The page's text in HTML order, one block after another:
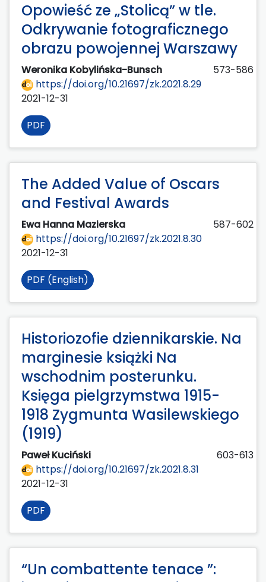
Opowieść ze „Stolicą” w tle.
Odkrywanie fotograficznego
obrazu powojennej Warszawy
Weronika Kobylińska-Bunsch
573-586
https://doi.org/10.21697/zk.2021.8.29
2021-12-31
PDF
The Added Value of Oscars
and Festival Awards
Ewa Hanna Mazierska
587-602
https://doi.org/10.21697/zk.2021.8.30
2021-12-31
PDF (English)
Historiozofie dziennikarskie. Na
marginesie książki Na
wschodnim posterunku.
Księga pielgrzymstwa 1915-
1918 Zygmunta Wasilewskiego
(1919)
Paweł Kuciński
603-613
https://doi.org/10.21697/zk.2021.8.31
2021-12-31
PDF
“Un combattente tenace ”: